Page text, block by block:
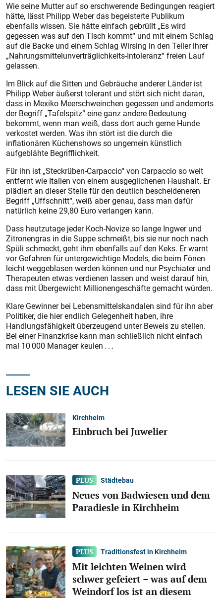
Wie seine Mutter auf so erschwerende Bedingungen reagiert
hätte, lässt Philipp Weber das begeisterte Publikum
ebenfalls wissen. Sie hätte einfach gebrüllt „Es wird
gegessen was auf den Tisch kommt“ und mit einem Schlag
auf die Backe und einem Schlag Wirsing in den Teller ihrer
„Nahrungsmittelunverträglichkeits-Intoleranz“ freien Lauf
gelassen.
Im Blick auf die Sitten und Gebräuche anderer Länder ist
Philipp Weber äußerst tolerant und stört sich nicht daran,
dass in Mexiko Meerschweinchen gegessen und andernorts
der Begriff „Tafelspitz“ eine ganz andere Bedeutung
bekommt, wenn man weiß, dass dort auch gerne Hunde
verkostet werden. Was ihn stört ist die durch die
inflationären Küchenshows so ungemein künstlich
aufgeblähte Begrifflichkeit.
Für ihn ist „Steckrüben-Carpaccio“ von Carpaccio so weit
entfernt wie Italien von einem ausgeglichenen Haushalt. Er
plädiert an dieser Stelle für den deutlich bescheideneren
Begriff „Uffschnitt“, weiß aber genau, dass man dafür
natürlich keine 29,80 Euro verlangen kann.
Dass heutzutage jeder Koch-Novize so lange Ingwer und
Zitronengras in die Suppe schmeißt, bis sie nur noch nach
Spüli schmeckt, geht ihm ebenfalls auf den Keks. Er warnt
vor Gefahren für untergewichtige Models, die beim Fönen
leicht weggeblasen werden können und nur Psychiater und
Therapeuten etwas verdienen lassen und weist darauf hin,
dass mit Übergewicht Millionengeschäfte gemacht würden.
Klare Gewinner bei Lebensmittelskandalen sind für ihn aber
Politiker, die hier endlich Gelegenheit haben, ihre
Handlungsfähigkeit überzeugend unter Beweis zu stellen.
Bei einer Finanzkrise kann man schließlich nicht einfach
mal 10 000 Manager keulen . . .
LESEN SIE AUCH
Kirchheim
Einbruch bei Juwelier
Städtebau
Neues von Badwiesen und dem
Paradiesle in Kirchheim
Traditionsfest in Kirchheim
Mit leichten Weinen wird
schwer gefeiert – was auf dem
Weindorf los ist an diesem